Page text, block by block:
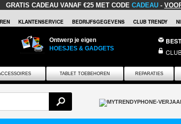
GRATIS CADEAU VANAF €25 MET CODE CADEAU -
KLANTENSERVICE BEDRIJFSGEGEVENS CLUB TRENDY
Ontwerp je eigen
HOESJES & GADGETS
TABLET TOEBEHOREN REPARATIES